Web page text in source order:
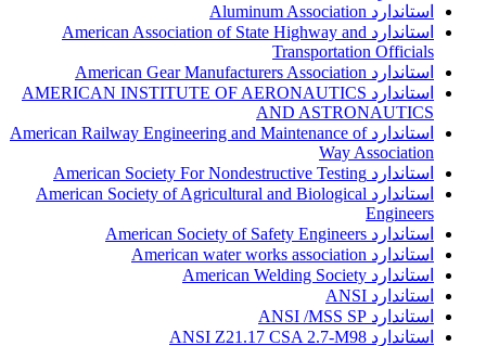
استاندارد Aluminum Association
استاندارد American Association of State Highway and
Transportation Officials
استاندارد American Gear Manufacturers Association
استاندارد AMERICAN INSTITUTE OF AERONAUTICS
AND ASTRONAUTICS
استاندارد American Railway Engineering and Maintenance of
Way Association
استاندارد American Society For Nondestructive Testing
استاندارد American Society of Agricultural and Biological
Engineers
استاندارد American Society of Safety Engineers
استاندارد American water works association
استاندارد American Welding Society
استاندارد ANSI
استاندارد ANSI /MSS SP
استاندارد ANSI Z21.17 CSA 2.7-M98